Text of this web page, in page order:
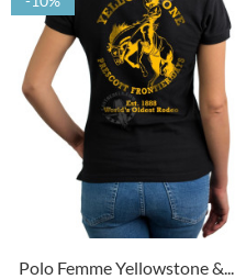
Polo Femme Yellowstone &...